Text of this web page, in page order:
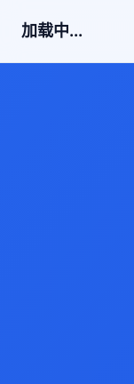
加载中...